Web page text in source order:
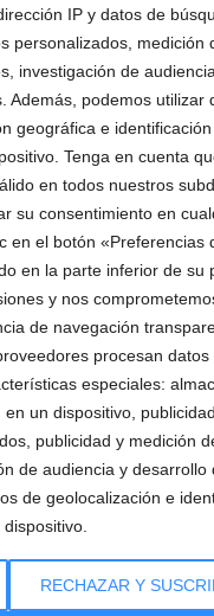
IP y datos de
personalizados, medición
investigación de
Además, podemos utilizar
geográfica e
Tenga en cuenta
en todos nuestros
su consentimiento en
en el botón «Preferencias
en la parte inferior de su
y nos
de navegación
procesan datos
especiales:
un dispositivo,
publicidad y medición
de audiencia y desarrollo
de geolocalización e
RECHAZAR Y
de Dénia
Programa